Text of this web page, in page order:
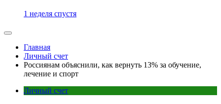
1 неделя спустя
Главная
Личный счет
Россиянам объяснили, как вернуть 13% за обучение,
лечение и спорт
Личный счет